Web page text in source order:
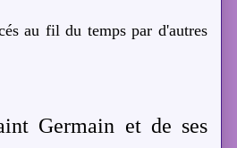
au fil du temps par d'autres
Germain et de ses